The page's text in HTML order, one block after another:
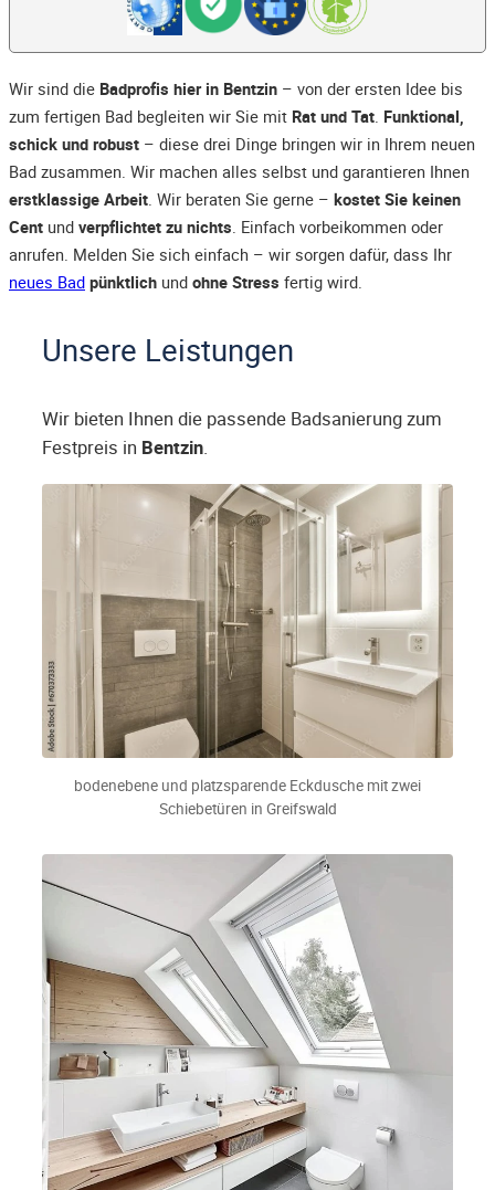
Wir sind die Badprofis hier in Bentzin – von der ersten Idee bis
zum fertigen Bad begleiten wir Sie mit Rat und Tat. Funktional,
schick und robust – diese drei Dinge bringen wir in Ihrem neuen
Bad zusammen. Wir machen alles selbst und garantieren Ihnen
erstklassige Arbeit. Wir beraten Sie gerne – kostet Sie keinen
Cent und verpflichtet zu nichts. Einfach vorbeikommen oder
anrufen. Melden Sie sich einfach – wir sorgen dafür, dass Ihr
neues Bad pünktlich und ohne Stress fertig wird.
Unsere Leistungen
Wir bieten Ihnen die passende Badsanierung zum
Festpreis in Bentzin.
bodenebene und platzsparende Eckdusche mit zwei
Schiebetüren in Greifswald